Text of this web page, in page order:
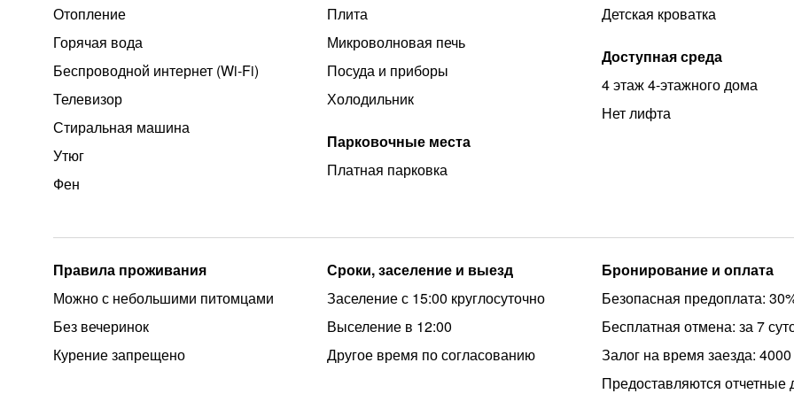
Отопление
Горячая вода
Беспроводной интернет (Wi‑Fi)
Телевизор
Стиральная машина
Утюг
Фен
Плита
Микроволновая печь
Посуда и приборы
Холодильник
Парковочные места
Платная парковка
Детская кроватка
Доступная среда
4 этаж 4-этажного дома
Нет лифта
Правила проживания
Можно с небольшими питомцами
Без вечеринок
Курение запрещено
Сроки, заселение и выезд
Заселение с 15:00 круглосуточно
Выселение в 12:00
Другое время по согласованию
Бронирование и оплата
Безопасная предоплата:
Бесплатная отмена: за 7
Залог на время заезда:
Предоставляются отчетные